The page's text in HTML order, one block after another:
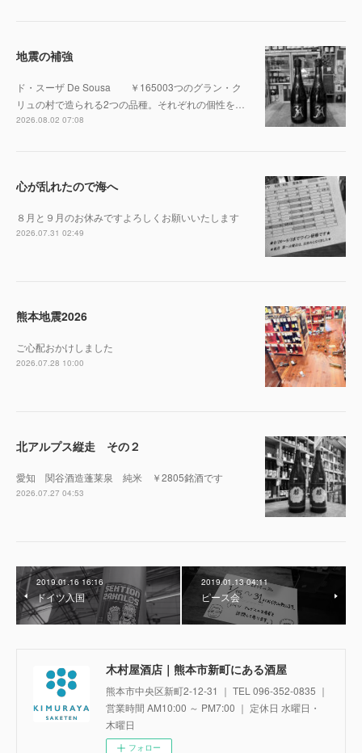
地震の補強
ド・スーザ De Sousa ￥165003つのグラン・ク
リュの村で造られる2つの品種。それぞれの個性を…
2026.08.02 07:08
心が乱れたので海へ
８月と９月のお休みですよろしくお願いいたします
2026.07.31 02:49
熊本地震2026
ご心配おかけしました
2026.07.28 10:00
北アルプス縦走 その２
愛知 関谷酒造蓬莱泉 純米 ￥2805銘酒です
2026.07.27 04:53
2019.01.16 16:16
ドイツ入国
2019.01.13 04:11
ピース会
木村屋酒店｜熊本市新町にある酒屋
熊本市中央区新町2-12-31 ｜ TEL 096-352-0835 ｜
営業時間 AM10:00 ～ PM7:00 ｜ 定休日 水曜日・
木曜日
フォロー